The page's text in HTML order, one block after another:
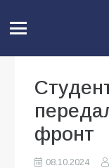
фронт
08.10.2024